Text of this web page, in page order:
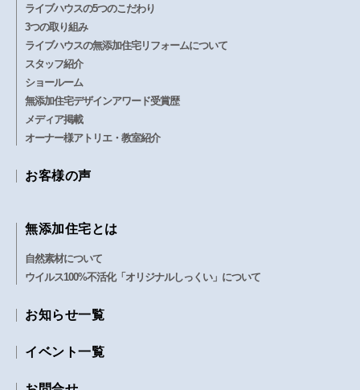
ライブハウスの5つのこだわり
3つの取り組み
ライブハウスの無添加住宅リフォームについて
スタッフ紹介
ショールーム
無添加住宅デザインアワード受賞歴
メディア掲載
オーナー様アトリエ・教室紹介
お客様の声
無添加住宅とは
自然素材について
ウイルス100%不活化「オリジナルしっくい」について
お知らせ一覧
イベント一覧